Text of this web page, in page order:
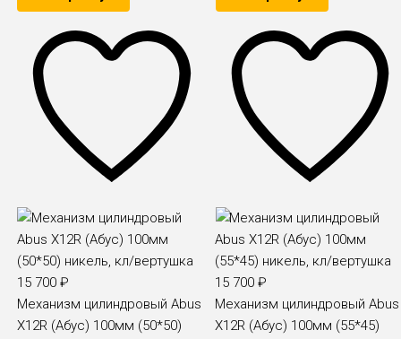
15 700₽
Механизм цилиндровый Abus
X12R (Абус) 100мм (50*50)
15 700₽
Механизм цилиндровый Abus
X12R (Абус) 100мм (55*45)